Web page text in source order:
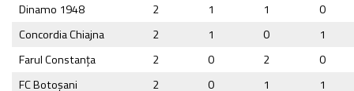
Dinamo 1948
2 1 1
0
Concordia Chiajna
2 1 0
1
Farul Constanța
2 0 2
0
FC Botoșani
2 0 1
1